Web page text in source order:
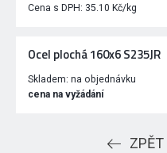
Cena s DPH: 35.10 Kč/kg
Ocel plochá 160x6 S235JR
Skladem: na objednávku
cena na vyžádání
ZPĚT